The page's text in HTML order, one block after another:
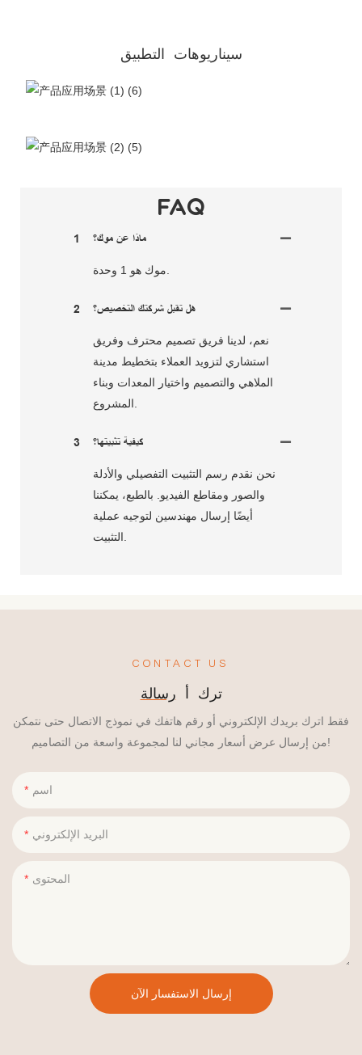
سيناريوهات التطبيق
FAQ
1 ماذا عن موك؟
2 هل تقبل شركتك التخصيص؟
نعم، لدينا فريق تصميم محترف وفريق
استشاري لتزويد العملاء بتخطيط مدينة
الملاهي والتصميم واختيار المعدات وبناء
3 كيفية تثبيتها؟
نحن نقدم رسم التثبيت التفصيلي والأدلة
والصور ومقاطع الفيديو. بالطبع، يمكننا
أيضًا إرسال مهندسين لتوجيه عملية
CONTACT US
ترك أرسالة
فقط اترك بريدك الإلكتروني أو رقم هاتفك في نموذج الاتصال حتى نتمكن
من إرسال عرض أسعار مجاني لنا لمجموعة واسعة من التصاميم!
اسم
البريد الإلكتروني
المحتوى
إرسال الاستفسار الآن